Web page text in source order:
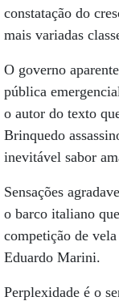
constatação do
mais variadas
O governo
pública
o autor do texto
Brinquedo
inevitável sabor
Sensações
o barco italiano
competição de
Eduardo Marini.
Perplexidade é o